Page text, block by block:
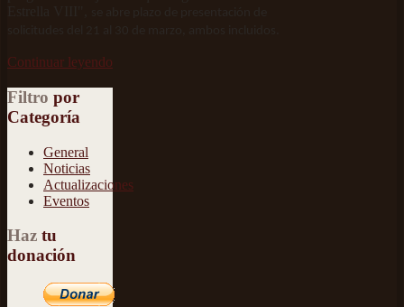
Continuar leyendo
Filtro por
Categoría
General
Noticias
Actualizaciones
Eventos
Haz tu
donación